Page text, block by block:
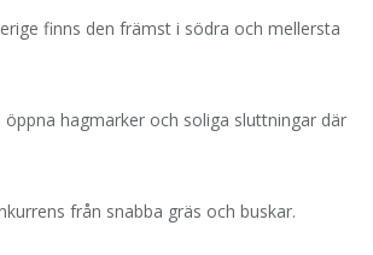
finns den främst i södra och mellersta
hagmarker och soliga sluttningar där
från snabba gräs och buskar.